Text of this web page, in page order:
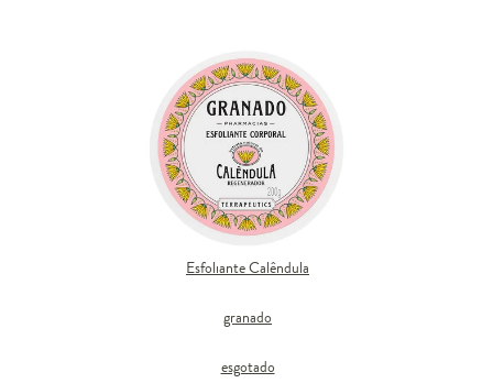
Esfoliante Calêndula
granado
esgotado